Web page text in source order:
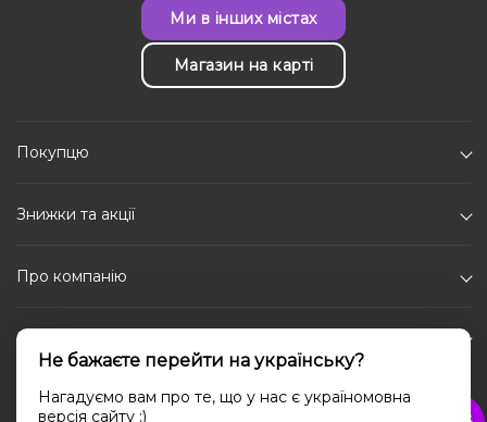
Ми в інших містах
Магазин на карті
Покупцю
Знижки та акції
Про компанію
Каталог
Соціальні мережі
Не бажаєте перейти на українську?
Нагадуємо вам про те, що у нас є україномовна
версія сайту ;)